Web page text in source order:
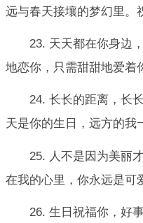
远与春天接壤的梦幻里。
23. 天天都在你身边
地恋你，只需甜甜地爱着
24. 长长的距离，长
天是你的生日，远方的我
25. 人不是因为美丽
在我的心里，你永远是可
26. 生日祝福你，好